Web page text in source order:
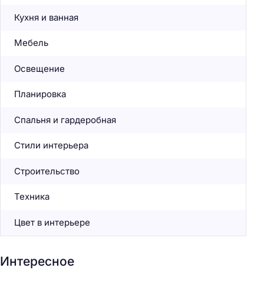
Кухня и ванная
Мебель
Освещение
Планировка
Спальня и гардеробная
Стили интерьера
Строительство
Техника
Цвет в интерьере
Интересное